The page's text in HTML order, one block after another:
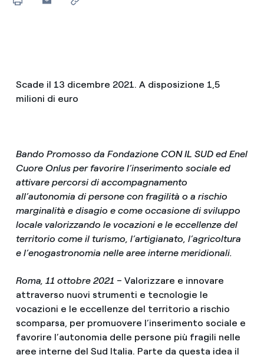
Scade il 13 dicembre 2021. A disposizione 1,5
milioni di euro
Bando Promosso da Fondazione CON IL SUD ed Enel
Cuore Onlus per favorire l’inserimento sociale ed
attivare percorsi di accompagnamento
all’autonomia di persone con fragilità o a rischio
marginalità e disagio e come occasione di sviluppo
locale valorizzando le vocazioni e le eccellenze del
territorio come il turismo, l’artigianato, l’agricoltura
e l’enogastronomia nelle aree interne meridionali.
Roma, 11 ottobre 2021 – Valorizzare e innovare
attraverso nuovi strumenti e tecnologie le
vocazioni e le eccellenze del territorio a rischio
scomparsa, per promuovere l’inserimento sociale e
favorire l’autonomia delle persone più fragili nelle
aree interne del Sud Italia. Parte da questa idea il